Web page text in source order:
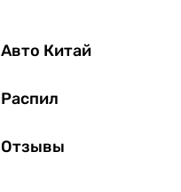
Авто Китай
Распил
Отзывы